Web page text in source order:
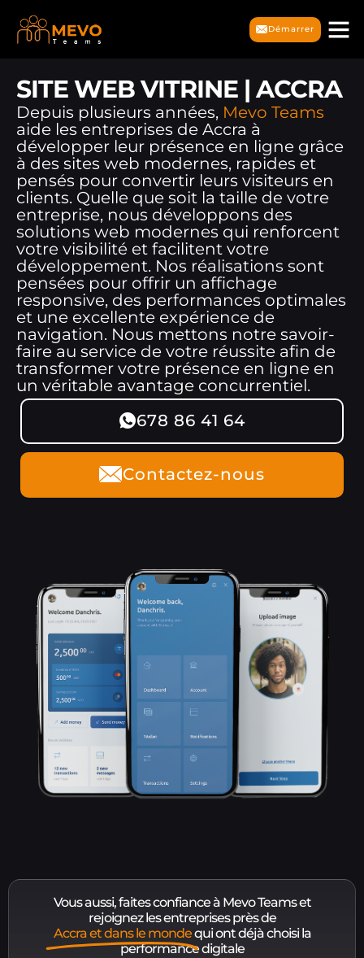
Démarrer
SITE WEB VITRINE | ACCRA
Depuis plusieurs années, Mevo Teams
aide les entreprises de Accra à
développer leur présence en ligne grâce
à des sites web modernes, rapides et
pensés pour convertir leurs visiteurs en
clients. Quelle que soit la taille de votre
entreprise, nous développons des
solutions web modernes qui renforcent
votre visibilité et facilitent votre
développement. Nos réalisations sont
pensées pour offrir un affichage
responsive, des performances optimales
et une excellente expérience de
navigation. Nous mettons notre savoir-
faire au service de votre réussite afin de
transformer votre présence en ligne en
un véritable avantage concurrentiel.
678 86 41 64
Contactez-nous
Vous aussi, faites confiance à Mevo Teams et
rejoignez les entreprises près de
Accra et dans le mondequi ont déjà choisi la
performance digitale